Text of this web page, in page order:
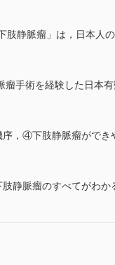
静脈瘤」は，日本人
手術を経験した日本
，④下肢静脈瘤がで
静脈瘤のすべてがわか